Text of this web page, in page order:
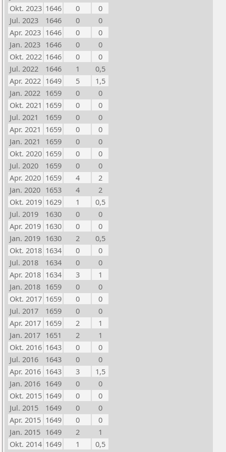
Okt. 2023 1646 0
0
Jul. 2023
1646 0
0
Apr. 2023 1646 0
0
Jan. 2023 1646 0
0
Okt. 2022 1646 0
0
Jul. 2022
1646 1
0,5
Apr. 2022 1649 5
1,5
Jan. 2022 1659 0
0
Okt. 2021 1659 0
0
Jul. 2021
1659 0
0
Apr. 2021 1659 0
0
Jan. 2021
1659 0
0
Okt. 2020 1659 0
0
Jul. 2020
1659 0
0
Apr. 2020 1659 4
2
Jan. 2020 1653 4
2
Okt. 2019 1629 1
0,5
Jul. 2019
1630 0
0
Apr. 2019 1630 0
0
Jan. 2019 1630 2
0,5
Okt. 2018 1634 0
0
Jul. 2018
1634 0
0
Apr. 2018 1634 3
1
Jan. 2018 1659 0
0
Okt. 2017 1659 0
0
Jul. 2017
1659 0
0
Apr. 2017 1659 2
1
Jan. 2017 1651 2
1
Okt. 2016 1643 0
0
Jul. 2016
1643 0
0
Apr. 2016 1643 3
1,5
Jan. 2016 1649 0
0
Okt. 2015 1649 0
0
Jul. 2015
1649 0
0
Apr. 2015 1649 0
0
Jan. 2015 1649 2
1
Okt. 2014 1649 1
0,5